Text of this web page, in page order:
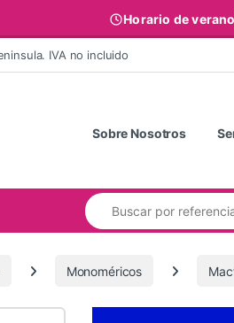
Horario de verano
IVA no incluido
Sobre Nosotros
Buscar:
Monoméricos